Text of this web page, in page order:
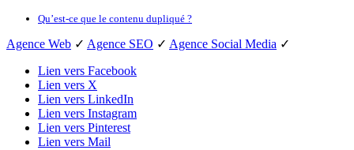
Qu’est-ce que le contenu dupliqué ?
Agence Web ✓ Agence SEO ✓ Agence Social Media ✓
Lien vers Facebook
Lien vers X
Lien vers LinkedIn
Lien vers Instagram
Lien vers Pinterest
Lien vers Mail